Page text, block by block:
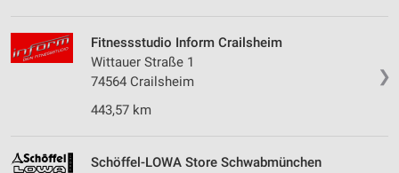
❯
Fitnessstudio Inform Crailsheim
Wittauer Straße 1
74564 Crailsheim
443,57 km
Schöffel-LOWA Store Schwabmünchen